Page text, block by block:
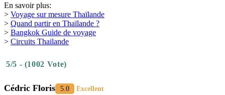
En savoir plus:
> Voyage sur mesure Thaïlande
> Quand partir en Thaïlande ?
> Bangkok Guide de voyage
> Circuits Thailande
5/5 - (1002 Vote)
Cédric Floris 5.0 Excellent